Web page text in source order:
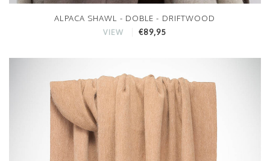
ALPACA SHAWL - DOBLE - DRIFTWOOD
VIEW €89,95